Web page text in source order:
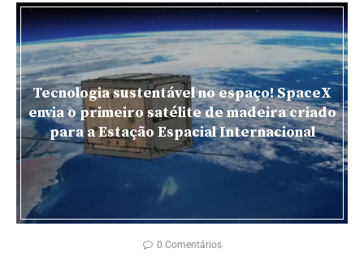
Tecnologia sustentável no espaço! SpaceX
envia o primeiro satélite de madeira criado
para a Estação Espacial Internacional
0 Comentários